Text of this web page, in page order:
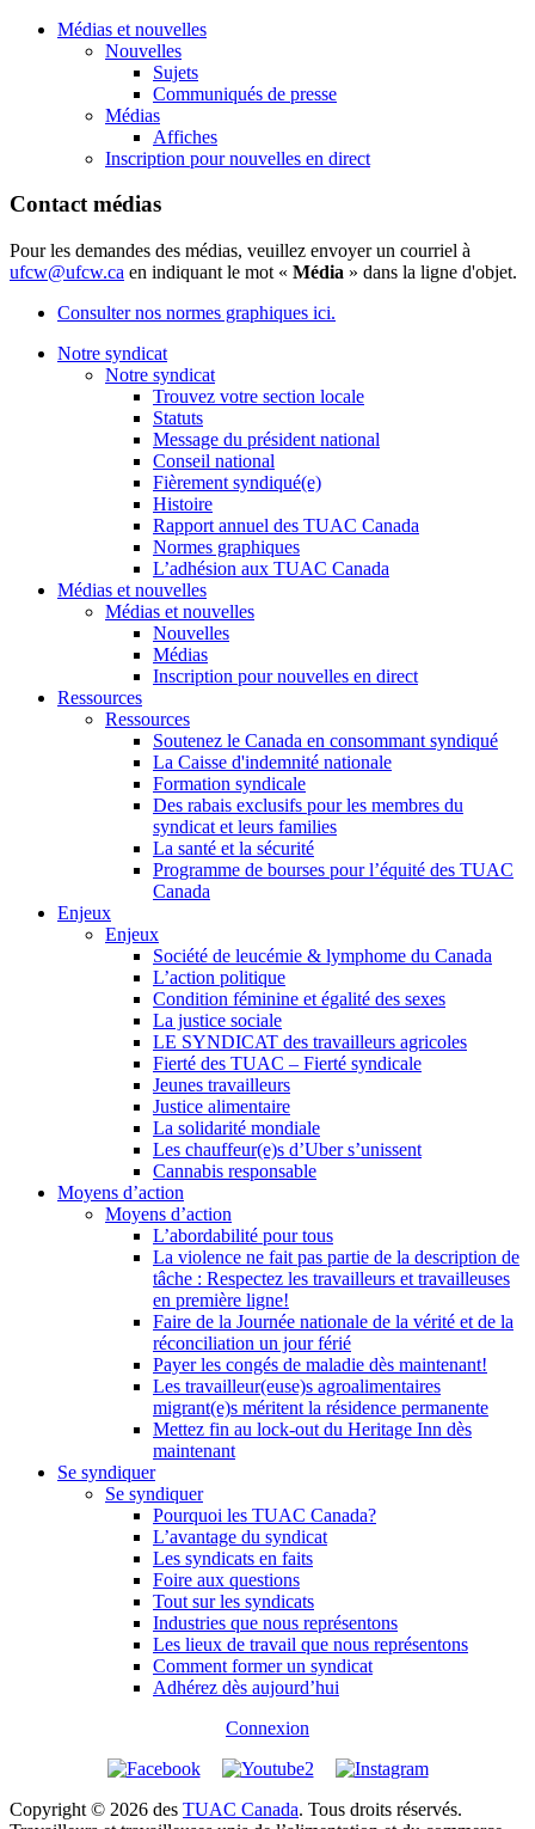
Médias et nouvelles
Nouvelles
Sujets
Communiqués de presse
Médias
Affiches
Inscription pour nouvelles en direct
Contact médias
Pour les demandes des médias, veuillez envoyer un courriel à
ufcw@ufcw.ca en indiquant le mot « Média » dans la ligne d'objet.
Consulter nos normes graphiques ici.
Notre syndicat
Notre syndicat
Trouvez votre section locale
Statuts
Message du président national
Conseil national
Fièrement syndiqué(e)
Histoire
Rapport annuel des TUAC Canada
Normes graphiques
L’adhésion aux TUAC Canada
Médias et nouvelles
Médias et nouvelles
Nouvelles
Médias
Inscription pour nouvelles en direct
Ressources
Ressources
Soutenez le Canada en consommant syndiqué
La Caisse d'indemnité nationale
Formation syndicale
Des rabais exclusifs pour les membres du
syndicat et leurs families
La santé et la sécurité
Programme de bourses pour l’équité des TUAC
Canada
Enjeux
Enjeux
Société de leucémie & lymphome du Canada
L’action politique
Condition féminine et égalité des sexes
La justice sociale
LE SYNDICAT des travailleurs agricoles
Fierté des TUAC – Fierté syndicale
Jeunes travailleurs
Justice alimentaire
La solidarité mondiale
Les chauffeur(e)s d’Uber s’unissent
Cannabis responsable
Moyens d’action
Moyens d’action
L’abordabilité pour tous
La violence ne fait pas partie de la description de
tâche : Respectez les travailleurs et travailleuses
en première ligne!
Faire de la Journée nationale de la vérité et de la
réconciliation un jour férié
Payer les congés de maladie dès maintenant!
Les travailleur(euse)s agroalimentaires
migrant(e)s méritent la résidence permanente
Mettez fin au lock-out du Heritage Inn dès
maintenant
Se syndiquer
Se syndiquer
Pourquoi les TUAC Canada?
L’avantage du syndicat
Les syndicats en faits
Foire aux questions
Tout sur les syndicats
Industries que nous représentons
Les lieux de travail que nous représentons
Comment former un syndicat
Adhérez dès aujourd’hui
Connexion
Copyright © 2026 des TUAC Canada. Tous droits réservés.